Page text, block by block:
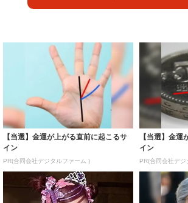
【当選】金運が上がる直前に起こるサ
イン
PR(合同会社デジタルファーム )
【当選】金
イン
PR(合同会社デ